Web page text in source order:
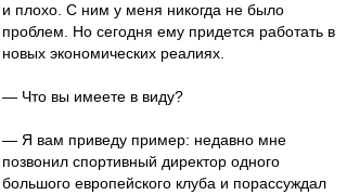
и плохо. С ним у меня никогда не было
проблем. Но сегодня ему придется работать в
новых экономических реалиях.
— Что вы имеете в виду?
— Я вам приведу пример: недавно мне
позвонил спортивный директор одного
большого европейского клуба и порассуждал